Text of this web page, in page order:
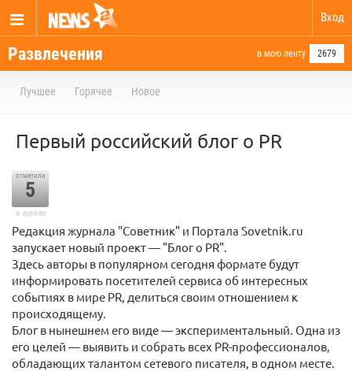
Вход
Развлечения в мою ленту 2679
Лучшее Горячее Новое
Первый российский блог о PR
отметили
5
в архиве
Редакция журнала "Советник" и Портала Sovetnik.ru
запускает новый проект — "Блог о PR".
Здесь авторы в популярном сегодня формате будут
информировать посетителей сервиса об интересных
событиях в мире PR, делиться своим отношением к
происходящему.
Блог в нынешнем его виде — экспериментальный. Одна из
его целей — выявить и собрать всех PR-профессионалов,
обладающих талантом сетевого писателя, в одном месте.